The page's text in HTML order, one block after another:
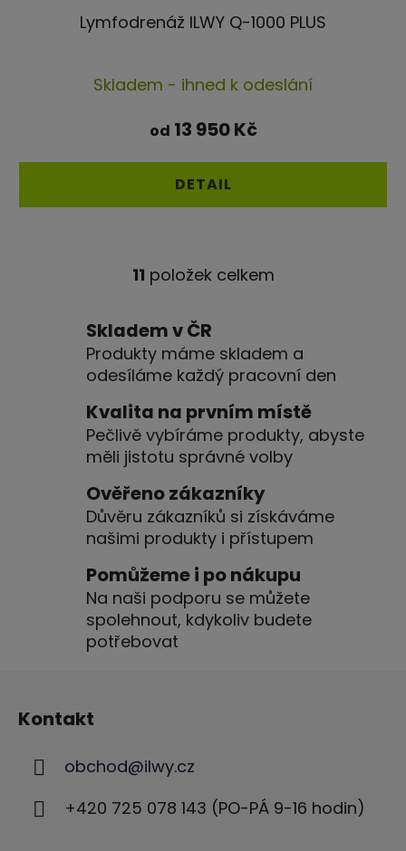
Lymfodrenáž ILWY Q-1000 PLUS
hodnocení
produktu
4,7
z
Skladem - ihned k odeslání
od 13 950 Kč
DETAIL
O
l
á
d
a
c
í
p
r
v
k
y
v
p
i
s
11 položek celkem
Skladem v ČR
Produkty máme skladem a
odesíláme každý pracovní den
Kvalita na prvním místě
Pečlivě vybíráme produkty, abyste
měli jistotu správné volby
Ověřeno zákazníky
Důvěru zákazníků si získáváme
našimi produkty i přístupem
Pomůžeme i po nákupu
Na naši podporu se můžete
spolehnout, kdykoliv budete
potřebovat
Kontakt
obchod@ilwy.cz
+420 725 078 143 (PO-PÁ 9-16 hodin)